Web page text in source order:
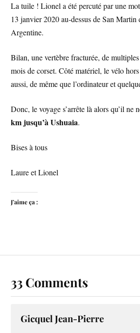
La tuile ! Lionel a été percuté par une
13 janvier 2020 au-dessus de San
Argentine.
Bilan, une vertèbre fracturée, de
mois de corset. Côté matériel, le vélo
aussi, de même que l’ordinateur et
Donc, le voyage s’arrête là alors qu’il ne
km jusqu’à Ushuaia.
Bises à tous
Laure et Lionel
J’aime ça :
33 Comments
Gicquel Jean-Pierre